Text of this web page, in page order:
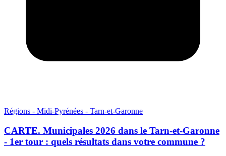
Régions - Midi-Pyrénées - Tarn-et-Garonne
CARTE. Municipales 2026 dans le Tarn-et-Garonne
- 1er tour : quels résultats dans votre commune ?